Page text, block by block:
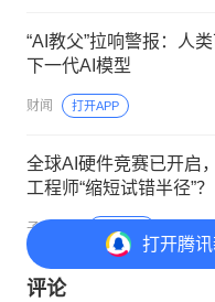
打开腾
“AI教父”拉响警报：人
下一代AI模型
财闻 打开APP
全球AI硬件竞赛已开启
工程师“缩短试错半径”？
子弹财观
评论